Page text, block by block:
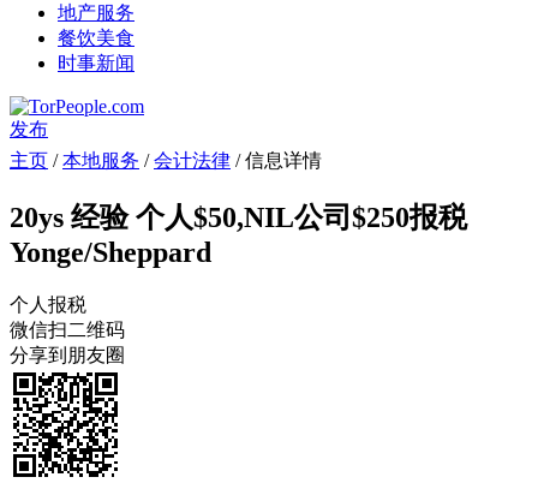
地产服务
餐饮美食
时事新闻
发布
主页 /本地服务 /会计法律 / 信息详情
20ys 经验 个人$50,NIL公司$250报税
Yonge/Sheppard
个人报税
微信扫二维码
分享到朋友圈